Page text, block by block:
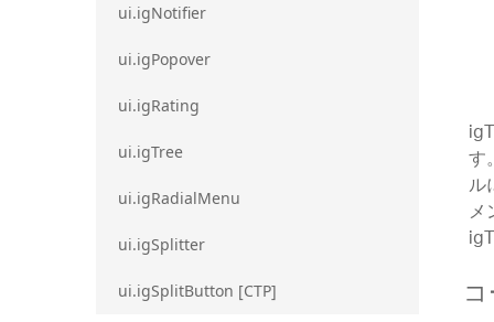
ui.igNotifier
ui.igPopover
ui.igRating
ui.igTree
ui.igRadialMenu
ui.igSplitter
ui.igSplitButton [CTP]
す
ル